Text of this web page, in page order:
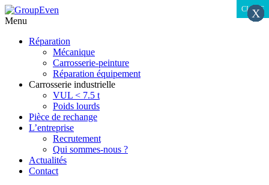
Menu
Réparation
Mécanique
Carrosserie-peinture
Réparation équipement
Carrosserie industrielle
VUL < 7.5 t
Poids lourds
Pièce de rechange
L’entreprise
Recrutement
Qui sommes-nous ?
Actualités
Contact
CLOSE
CLOSE
X
X
X
X
X
X
X
X
X
X
X
X
X
X
X
X
X
X
X
X
X
X
X
X
X
X
X
X
X
X
X
X
X
X
X
X
X
X
X
X
X